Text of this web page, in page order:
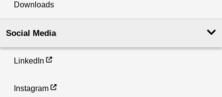
Downloads
Social Media
LinkedIn
Instagram